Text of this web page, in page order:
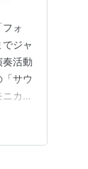
ォ
ジャ
活動
サウ
カに
ッシ